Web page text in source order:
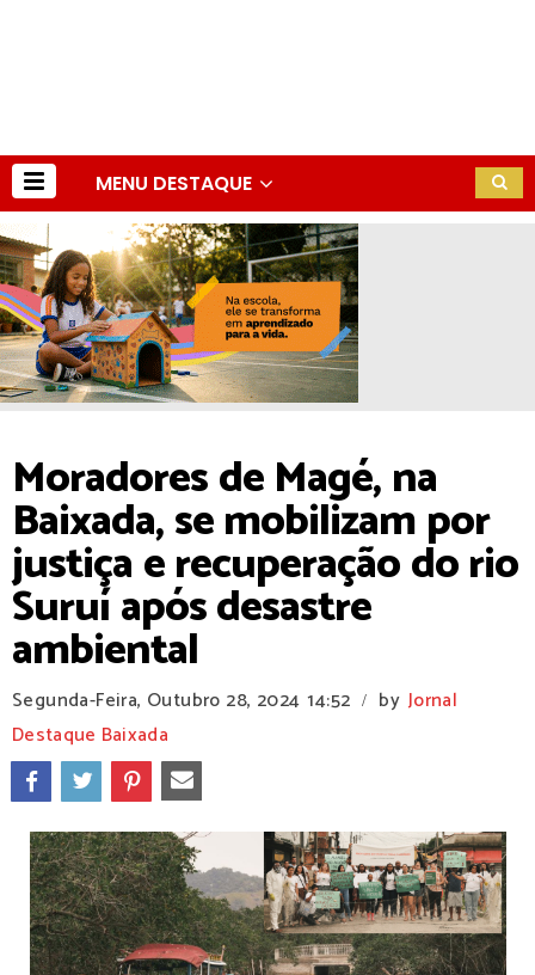
MENU DESTAQUE
Moradores de Magé, na
Baixada, se mobilizam por
justiça e recuperação do rio
Suruí após desastre
ambiental
Segunda-Feira, Outubro 28, 2024 14:52 / by Jornal
Destaque Baixada